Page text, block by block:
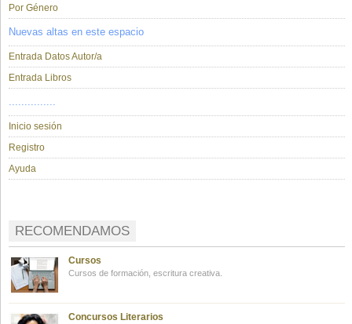
Por Género
Nuevas altas en este espacio
Entrada Datos Autor/a
Entrada Libros
...............
Inicio sesión
Registro
Ayuda
RECOMENDAMOS
Cursos
Cursos de formación, escritura creativa.
Concursos Literarios